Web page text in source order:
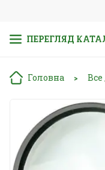
ПЕРЕГЛЯД
Головна >